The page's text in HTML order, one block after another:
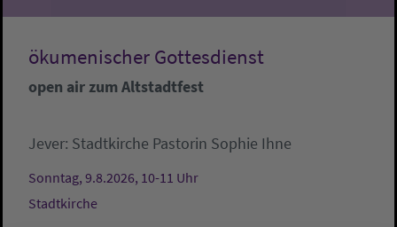
ökumenischer Gottesdienst
open air zum Altstadtfest
Jever: Stadtkirche Pastorin Sophie Ihne
Sonntag, 9.8.2026, 10-11 Uhr
Stadtkirche